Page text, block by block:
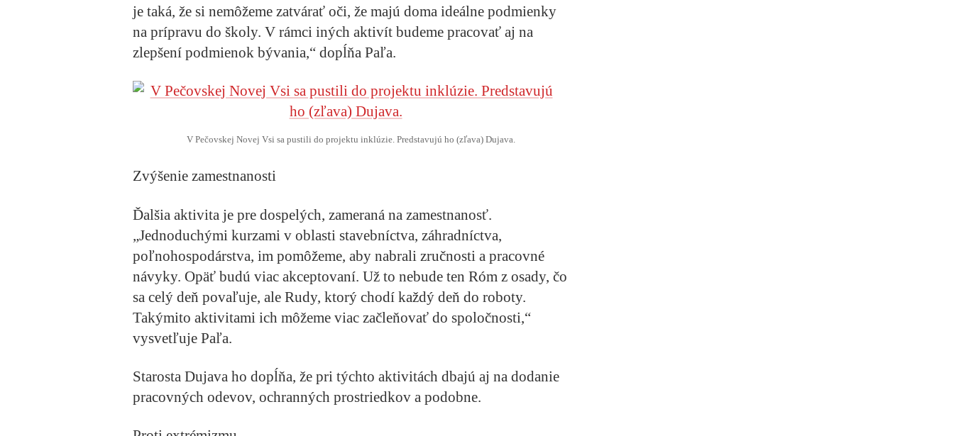
je taká, že si nemôžeme zatvárať oči, že majú doma ideálne podmienky
na prípravu do školy. V rámci iných aktivít budeme pracovať aj na
zlepšení podmienok bývania,“ dopĺňa Paľa.
V Pečovskej Novej Vsi sa pustili do projektu inklúzie. Predstavujú ho (zľava) Dujava.
Zvýšenie zamestnanosti
Ďalšia aktivita je pre dospelých, zameraná na zamestnanosť.
„Jednoduchými kurzami v oblasti stavebníctva, záhradníctva,
poľnohospodárstva, im pomôžeme, aby nabrali zručnosti a pracovné
návyky. Opäť budú viac akceptovaní. Už to nebude ten Róm z osady, čo
sa celý deň povaľuje, ale Rudy, ktorý chodí každý deň do roboty.
Takýmito aktivitami ich môžeme viac začleňovať do spoločnosti,“
vysvetľuje Paľa.
Starosta Dujava ho dopĺňa, že pri týchto aktivitách dbajú aj na dodanie
pracovných odevov, ochranných prostriedkov a podobne.